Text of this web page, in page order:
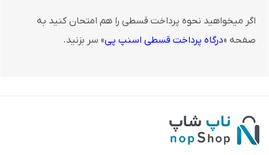
اگر میخواهید نحوه پرداخت قسطی را هم امتحان کنید به
صفحه «درگاه پرداخت قسطی اسنپ پی» سر بزنید.